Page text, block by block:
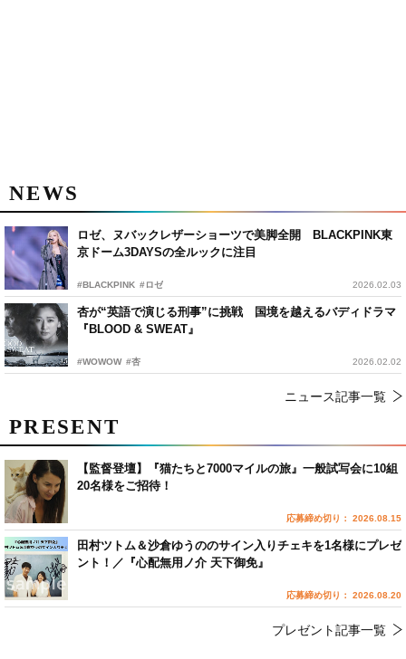
NEWS
ロゼ、ヌバックレザーショーツで美脚全開 BLACKPINK東
京ドーム3DAYSの全ルックに注目
#BLACKPINK #ロゼ 2026.02.03
杏が“英語で演じる刑事”に挑戦 国境を越えるバディドラマ
『BLOOD & SWEAT』
#WOWOW #杏 2026.02.02
ニュース記事一覧
PRESENT
【監督登壇】『猫たちと7000マイルの旅』一般試写会に10組
20名様をご招待！
応募締め切り： 2026.08.15
田村ツトム＆沙倉ゆうののサイン入りチェキを1名様にプレゼ
ント！／『心配無用ノ介 天下御免』
応募締め切り： 2026.08.20
プレゼント記事一覧